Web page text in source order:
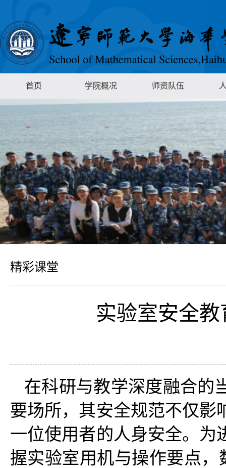
首页 学院概况 师资队伍
精彩课堂
实验室安全
在科研与教学深度融合的
要场所，其安全规范不仅影
一位使用者的人身安全。为
握实验室用机与操作要点，